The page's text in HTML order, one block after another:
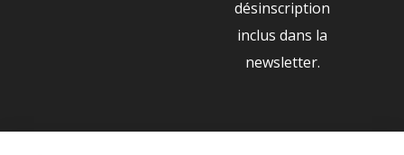
désinscription
inclus dans la
newsletter.
NOS PARTENAIRES